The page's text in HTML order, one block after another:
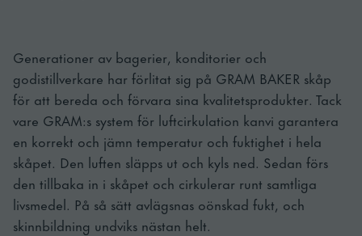
Generationer av bagerier, konditorier och
godistillverkare har förlitat sig på GRAM BAKER skåp
för att bereda och förvara sina kvalitetsprodukter. Tack
vare GRAM:s system för luftcirkulation kanvi garantera
en korrekt och jämn temperatur och fuktighet i hela
skåpet. Den luften släpps ut och kyls ned. Sedan förs
den tillbaka in i skåpet och cirkulerar runt samtliga
livsmedel. På så sätt avlägsnas oönskad fukt, och
skinnbildning undviks nästan helt.